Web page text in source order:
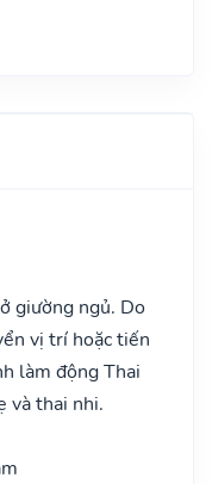
giường ngủ. Do
vị trí hoặc tiến
làm động Thai
và thai nhi.